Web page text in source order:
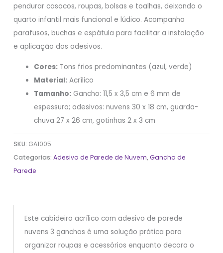
pendurar casacos, roupas, bolsas e toalhas, deixando o
quarto infantil mais funcional e lúdico. Acompanha
parafusos, buchas e espátula para facilitar a instalação
e aplicação dos adesivos.
Cores: Tons frios predominantes (azul, verde)
Material: Acrílico
Tamanho: Gancho: 11,5 x 3,5 cm e 6 mm de
espessura; adesivos: nuvens 30 x 18 cm, guarda-
chuva 27 x 26 cm, gotinhas 2 x 3 cm
SKU: GA1005
Categorias:Adesivo de Parede de Nuvem,Gancho de
Parede
Este cabideiro acrílico com adesivo de parede
nuvens 3 ganchos é uma solução prática para
organizar roupas e acessórios enquanto decora o